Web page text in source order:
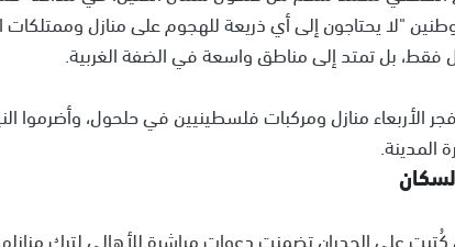
"لا يحتاجون إلى أي ذريعة للهجوم على منازل وممتلكات
فقط، بل تمتد إلى مناطق واسعة في الضفة الغربية.
منازل ومركبات فلسطينيين في حلحول، وأضرموا
المدينة.
على الجدران تضمنت دعوات مباشرة للأهالي لترك